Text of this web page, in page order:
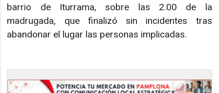
barrio de Iturrama, sobre las 2.00 de la
madrugada, que finalizó sin incidentes tras
abandonar el lugar las personas implicadas.